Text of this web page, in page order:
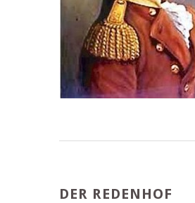
DER REDENHOF